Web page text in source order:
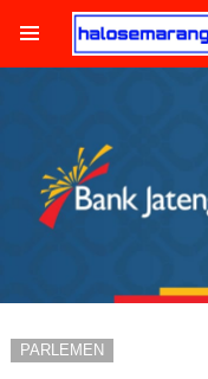
PARLEMEN